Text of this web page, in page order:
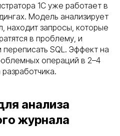
1С уже работает в
Модель анализирует
находит запросы, которые
в проблему, и
SQL. Эффект на
операций в 2–4
анализа
журнала